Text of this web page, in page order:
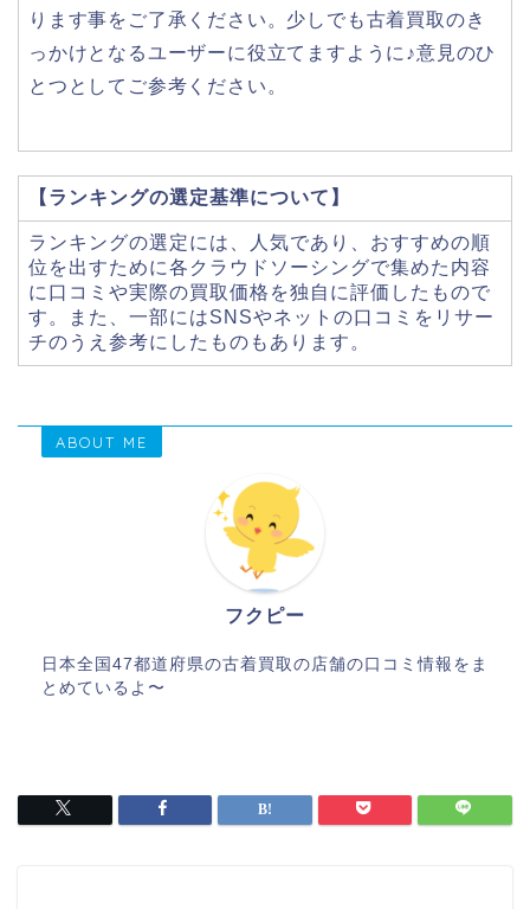
ります事をご了承ください。少しでも古着買取のき
っかけとなるユーザーに役立てますように♪意見のひ
とつとしてご参考ください。
【ランキングの選定基準について】
ランキングの選定には、人気であり、おすすめの順
位を出すために各クラウドソーシングで集めた内容
に口コミや実際の買取価格を独自に評価したもので
す。また、一部にはSNSやネットの口コミをリサー
チのうえ参考にしたものもあります。
ABOUT ME
フクピー
日本全国47都道府県の古着買取の店舗の口コミ情報をま
とめているよ〜